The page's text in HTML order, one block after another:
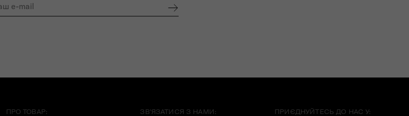
ПРО ТОВАР: ЗВ'ЯЗАТИСЯ З НАМИ: ПРИЄДНУЙТЕСЬ ДО НАС У: